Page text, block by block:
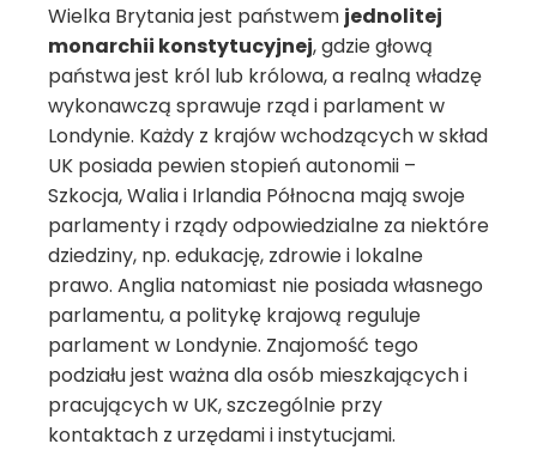
Wielka Brytania jest państwem jednolitej
monarchii konstytucyjnej, gdzie głową
państwa jest król lub królowa, a realną władzę
wykonawczą sprawuje rząd i parlament w
Londynie. Każdy z krajów wchodzących w skład
UK posiada pewien stopień autonomii –
Szkocja, Walia i Irlandia Północna mają swoje
parlamenty i rządy odpowiedzialne za niektóre
dziedziny, np. edukację, zdrowie i lokalne
prawo. Anglia natomiast nie posiada własnego
parlamentu, a politykę krajową reguluje
parlament w Londynie. Znajomość tego
podziału jest ważna dla osób mieszkających i
pracujących w UK, szczególnie przy
kontaktach z urzędami i instytucjami.